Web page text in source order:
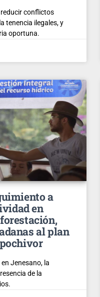
conflictos
tenencia ilegales, y
oportuna.
a
en
al plan
Jenesano, la
de la